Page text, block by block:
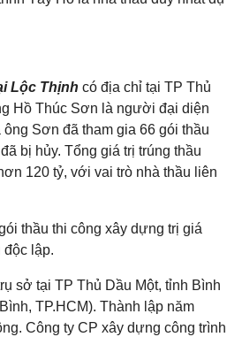
Lộc Thịnh có địa chỉ tại TP Thủ
Hồ Thúc Sơn là người đại diện
Sơn đã tham gia 66 gói thầu
bị hủy. Tổng giá trị trúng thầu
120 tỷ, với vai trò nhà thầu liên
thầu thi công xây dựng trị giá
lập.
sở tại TP Thủ Dầu Một, tỉnh Bình
TP.HCM). Thành lập năm
Công ty CP xây dựng công trình